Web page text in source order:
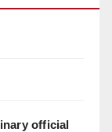
official